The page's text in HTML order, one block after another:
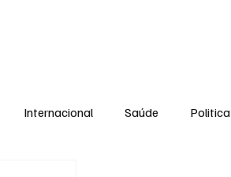
Internacional Saúde Politica